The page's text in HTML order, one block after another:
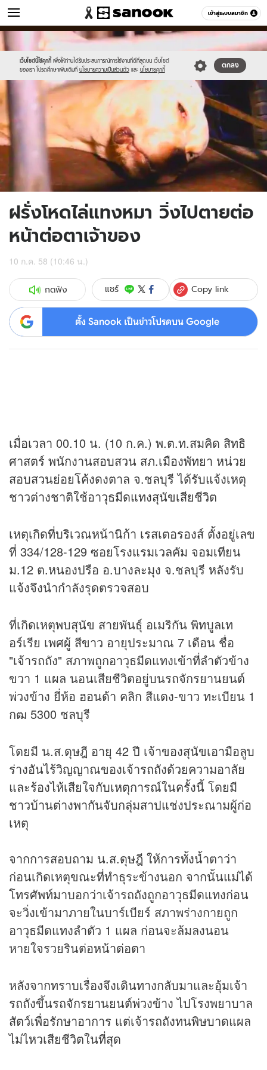
เข้าสู่ระบบสมาชิก
ข่าว หมวดอื่นๆ
เว็บไซต์นี้ใช้คุกกี้ เพื่อให้ท่านได้รับประสบการณ์การใช้งานที่ดีที่สุดบน เว็บไซต์
ของเรา โปรดศึกษาเพิ่มเติมที่ นโยบายความเป็นส่วนตัว และ นโยบายคุกกี้
ตกลง
//s.isanook.com/sr/0/images/logo-
new-
sanook.png
//s.isanook.com/ns/0/ud/365/1827266/vbvdds.jpg
ฝรั่งโหดไล่แทงหมา วิ่งไปตายต่อ
หน้าต่อตาเจ้าของ
10 ก.ค. 58 (10:46 น.)
กดฟัง แชร์ Copy link
ตั้ง Sanook เป็นข่าวโปรดบน Google
เมื่อเวลา 00.10 น. (10 ก.ค.) พ.ต.ท.สมคิด สิทธิ
ศาสตร์ พนักงานสอบสวน สภ.เมืองพัทยา หน่วย
สอบสวนย่อยโค้งดงตาล จ.ชลบุรี ได้รับแจ้งเหตุ
ชาวต่างชาติใช้อาวุธมีดแทงสุนัขเสียชีวิต
เหตุเกิดที่บริเวณหน้านิก้า เรสเตอรองส์ ตั้งอยู่เลข
ที่ 334/128-129 ซอยโรงแรมเวลคัม จอมเทียน
ม.12 ต.หนองปรือ อ.บางละมุง จ.ชลบุรี หลังรับ
แจ้งจึงนำกำลังรุดตรวจสอบ
ที่เกิดเหตุพบสุนัข สายพันธุ์ อเมริกัน พิทบูลเท
อร์เรีย เพศผู้ สีขาว อายุประมาณ 7 เดือน ชื่อ
"เจ้ารถถัง" สภาพถูกอาวุธมีดแทงเข้าที่ลำตัวข้าง
ขวา 1 แผล นอนเสียชีวิตอยู่บนรถจักรยานยนต์
พ่วงข้าง ยี่ห้อ ฮอนด้า คลิก สีแดง-ขาว ทะเบียน 1
กฒ 5300 ชลบุรี
โดยมี น.ส.ดุษฎี อายุ 42 ปี เจ้าของสุนัขเอามือลูบ
ร่างอันไร้วิญญาณของเจ้ารถถังด้วยความอาลัย
และร้องไห้เสียใจกับเหตุการณ์ในครั้งนี้ โดยมี
ชาวบ้านต่างพากันจับกลุ่มสาปแช่งประณามผู้ก่อ
เหตุ
จากการสอบถาม น.ส.ดุษฎี ให้การทั้งน้ำตาว่า
ก่อนเกิดเหตุขณะที่ทำธุระข้างนอก จากนั้นแม่ได้
โทรศัพท์มาบอกว่าเจ้ารถถังถูกอาวุธมีดแทงก่อน
จะวิ่งเข้ามาภายในบาร์เบียร์ สภาพร่างกายถูก
อาวุธมีดแทงลำตัว 1 แผล ก่อนจะล้มลงนอน
หายใจรวยรินต่อหน้าต่อตา
หลังจากทราบเรื่องจึงเดินทางกลับมาและอุ้มเจ้า
รถถังขึ้นรถจักรยานยนต์พ่วงข้าง ไปโรงพยาบาล
สัตว์เพื่อรักษาอาการ แต่เจ้ารถถังทนพิษบาดแผล
ไม่ไหวเสียชีวิตในที่สุด